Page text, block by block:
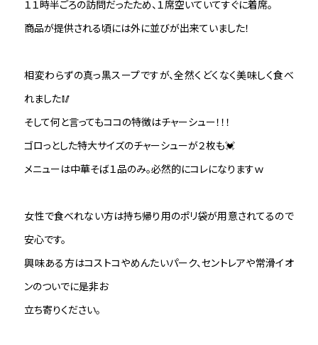
１１時半ごろの訪問だったため、１席空いていてすぐに着席。
商品が提供される頃には外に並びが出来ていました！
相変わらずの真っ黒スープですが、全然くどくなく美味しく食べ
れました🥢
そして何と言ってもココの特徴はチャーシュー！！！
ゴロっとした特大サイズのチャーシューが２枚も💓
メニューは中華そば１品のみ。必然的にコレになりますｗ
女性で食べれない方は持ち帰り用のポリ袋が用意されてるので
安心です。
興味ある方はコストコやめんたいパーク、セントレアや常滑イオ
ンのついでに是非お
立ち寄りください。